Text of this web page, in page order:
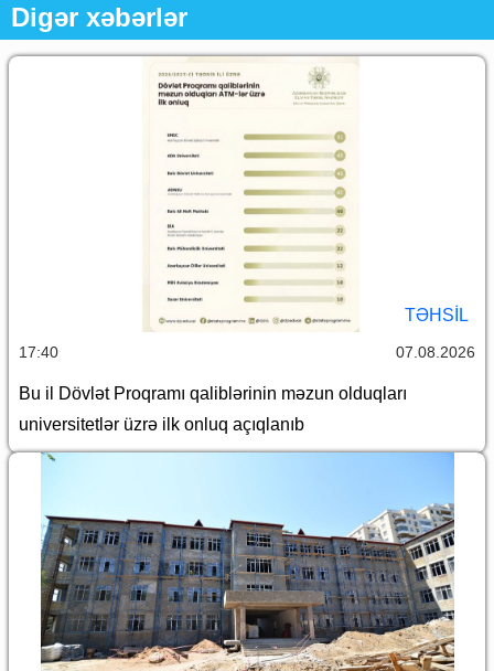
Digər xəbərlər
TƏHSIL
17:40 07.08.2026
Bu il Dövlət Proqramı qaliblərinin məzun olduqları
universitetlər üzrə ilk onluq açıqlanıb